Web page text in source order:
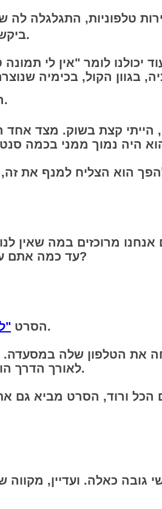
טלפוניות, התגלגלה
ביקש את הטלפון שלי ומשם התחיל "רומן טלפוני" במשך שבועות.
יכולנו לומר "אין לי
​​הוא נשמע לי גבר מצחיק, מקסים, בטוח בעצמו, טיזר לא קטן.
הייתי קצת בשוק. ​מצד אחד
הוא הצליח למנף את
​עד כמה אתם עסוקים להבליט את האיכויות הייחודיות שלכם, בלי להתבלבל?
​הסרטסרט צרפתי, מתמודד בדיוק עם העניין.
את הטלפון שלה
לאורך הדרך הוא הביא את האיכויות שלו, הכריזמה, השנינות למרחב בניהם.
גובה כאלה. ועדיין,